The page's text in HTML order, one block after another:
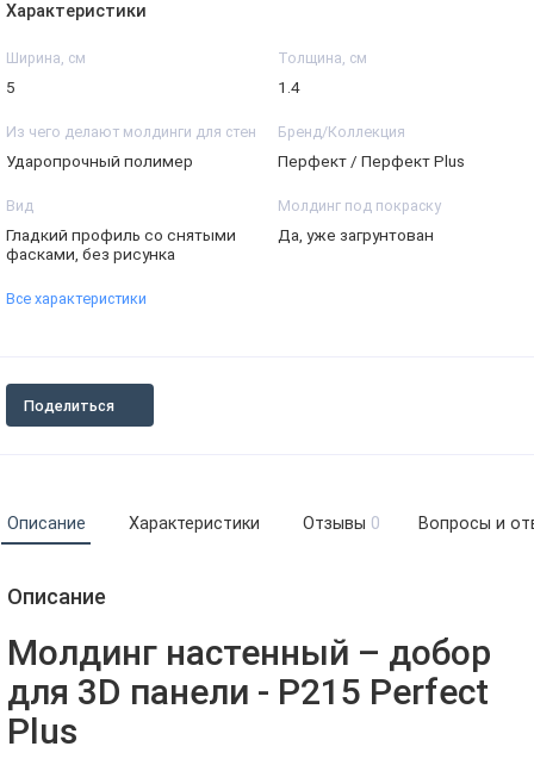
Характеристики
Ширина, см
5
Толщина, см
1.4
Из чего делают молдинги для стен
Ударопрочный полимер
Бренд/Коллекция
Перфект / Перфект Plus
Вид
Гладкий профиль со снятыми
фасками, без рисунка
Молдинг под покраску
Да, уже загрунтован
Все характеристики
Поделиться
Описание Характеристики Отзывы 0 Вопросы и
Описание
Молдинг настенный – добор
для 3D панели - P215 Perfect
Plus